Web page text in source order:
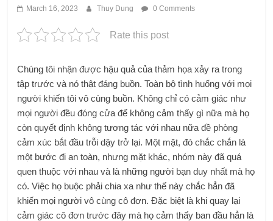
March 16, 2023 Thuy Dung 0 Comments
Rate this post
Chúng tôi nhận được hậu quả của thảm họa xảy ra trong
tập trước và nó thật đáng buồn. Toàn bộ tình huống với mọi
người khiến tôi vô cùng buồn. Không chỉ có cảm giác như
mọi người đều đóng cửa để không cảm thấy gì nữa mà họ
còn quyết định không tương tác với nhau nữa đề phòng
cảm xúc bắt đầu trỗi dậy trở lại. Một mặt, đó chắc chắn là
một bước đi an toàn, nhưng mặt khác, nhóm này đã quá
quen thuộc với nhau và là những người bạn duy nhất mà họ
có. Việc họ buộc phải chia xa như thế này chắc hẳn đã
khiến mọi người vô cùng cô đơn. Đặc biệt là khi quay lại
cảm giác cô đơn trước đây mà họ cảm thấy ban đầu hẳn là